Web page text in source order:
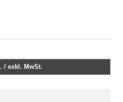
/ exkl. MwSt.